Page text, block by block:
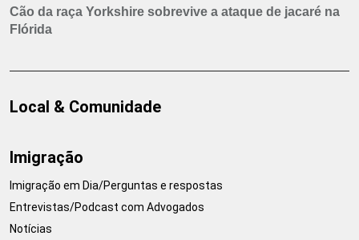
Cão da raça Yorkshire sobrevive a ataque de jacaré na
Flórida
Local & Comunidade
Imigração
Imigração em Dia/Perguntas e respostas
Entrevistas/Podcast com Advogados
Notícias